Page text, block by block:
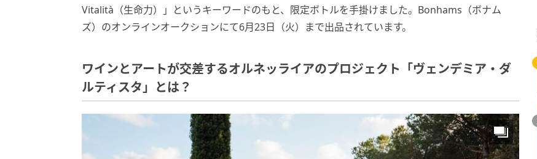
Vitalità（生命力）」というキーワードのもと、限定ボトルを手掛けました。Bonhams（ボナム
ズ）のオンラインオークションにて6月23日（火）まで出品されています。
ワインとアートが交差するオルネッライアのプロジェクト「ヴェンデミア・ダ
ルティスタ」とは？